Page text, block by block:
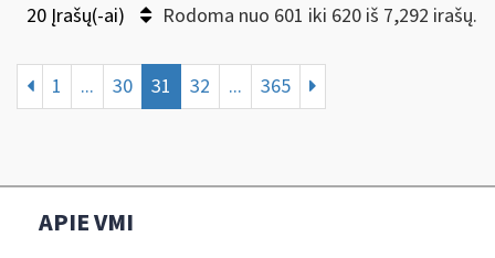
20 Įrašų(-ai) Rodoma nuo 601 iki 620 iš 7,292 irašų.
1 ... 30 31 32 ... 365
APIE VMI